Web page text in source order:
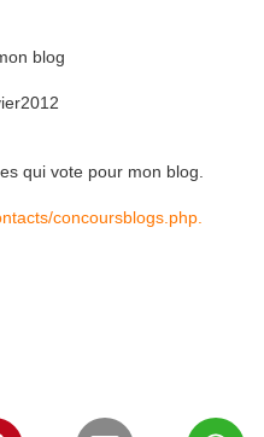
blog
qui vote pour mon blog.
concoursblogs.php.